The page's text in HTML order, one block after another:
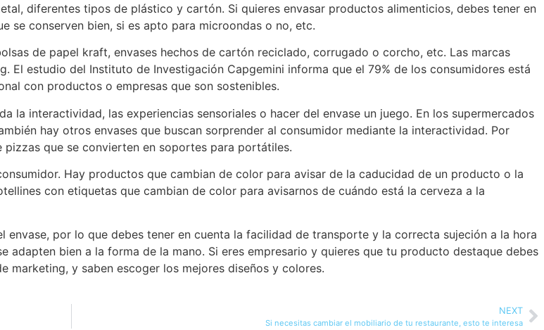
diferentes tipos de plástico y cartón. Si quieres envasar productos alimenticios, debes tener en
se conserven bien, si es apto para microondas o no, etc.
de papel kraft, envases hechos de cartón reciclado, corrugado o corcho, etc. Las marcas
estudio del Instituto de Investigación Capgemini informa que el 79% de los consumidores está
con productos o empresas que son sostenibles.
la interactividad, las experiencias sensoriales o hacer del envase un juego. En los supermercados
hay otros envases que buscan sorprender al consumidor mediante la interactividad. Por
que se convierten en soportes para portátiles.
Hay productos que cambian de color para avisar de la caducidad de un producto o la
con etiquetas que cambian de color para avisarnos de cuándo está la cerveza a la
por lo que debes tener en cuenta la facilidad de transporte y la correcta sujeción a la hora
bien a la forma de la mano. Si eres empresario y quieres que tu producto destaque debes
marketing, y saben escoger los mejores diseños y colores.
NEXT
Si necesitas cambiar el mobiliario de tu restaurante, esto te interesa